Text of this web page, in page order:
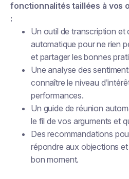
fonctionnalités taillées à vos
:
Un outil de transcription et
automatique pour ne rien
et partager les bonnes
Une analyse des
connaître le niveau
performances.
Un guide de réunion
le fil de vos arguments et
Des recommandations
répondre aux objections
bon moment.